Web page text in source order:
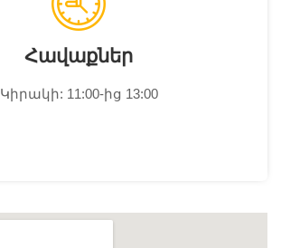
Հավաքներ
Կիրակի: 11:00-ից 13:00